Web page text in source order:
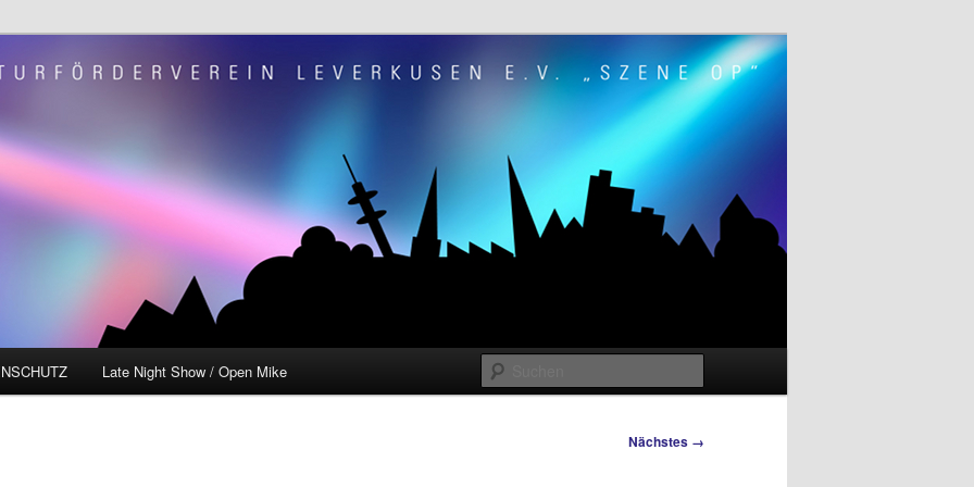
Late Night Show / Open Mike
Nächstes →